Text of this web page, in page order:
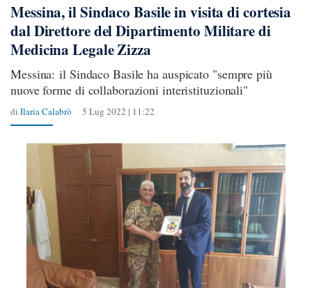
Messina, il Sindaco Basile in visita di cortesia
dal Direttore del Dipartimento Militare di
Medicina Legale Zizza
Messina: il Sindaco Basile ha auspicato "sempre più
nuove forme di collaborazioni interistituzionali"
di Ilaria Calabrò 5 Lug 2022 | 11:22